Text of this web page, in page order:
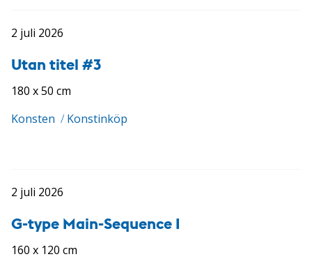
2 juli 2026
Utan titel #3
180 x 50 cm
Konsten / Konstinköp
2 juli 2026
G-type Main-Sequence I
160 x 120 cm